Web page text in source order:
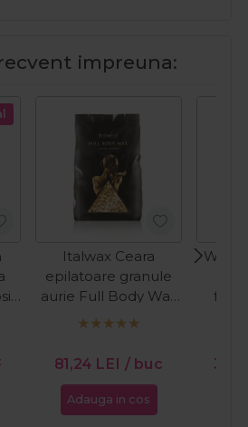
impreuna:
Italwax Ceara
epilatoare granule
aurie Full Body Wax
Luxury Premium 1kg
81,24 LEI / buc
Adauga in cos
Wella